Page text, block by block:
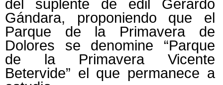
del suplente de edil Gerardo
Gándara, proponiendo que el
Parque de la Primavera de
Dolores se denomine “Parque
de la Primavera Vicente
Betervide” el que permanece a